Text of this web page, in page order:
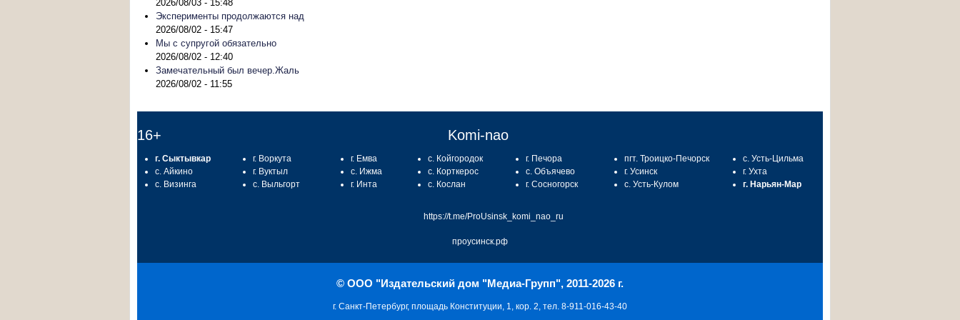
2026/08/03 - 15:48
Эксперименты продолжаются над
2026/08/02 - 15:47
Мы с супругой обязательно
2026/08/02 - 12:40
Замечательный был вечер.Жаль
2026/08/02 - 11:55
16+ Komi-nao
г. Сыктывкар
с. Айкино
с. Визинга
г. Воркута
г. Вуктыл
с. Выльгорт
г. Емва
с. Ижма
г. Инта
с. Койгородок
с. Корткерос
с. Кослан
г. Печора
с. Объячево
г. Сосногорск
пгт. Троицко-Печорск
г. Усинск
с. Усть-Кулом
с. Усть-Цильма
г. Ухта
г. Нарьян-Мар
https://t.me/ProUsinsk_komi_nao_ru
проусинск.рф
© ООО "Издательский дом "Медиа-Групп", 2011-2026 г.
г. Санкт-Петербург, площадь Конституции, 1, кор. 2, тел. 8-911-016-43-40